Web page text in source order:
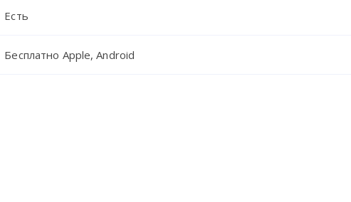
Есть
Бесплатно Apple, Android